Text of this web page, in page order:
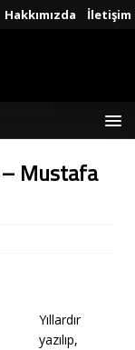
Hakkımızda İletişim
– Mustafa
Yıllardır
yazılıp,